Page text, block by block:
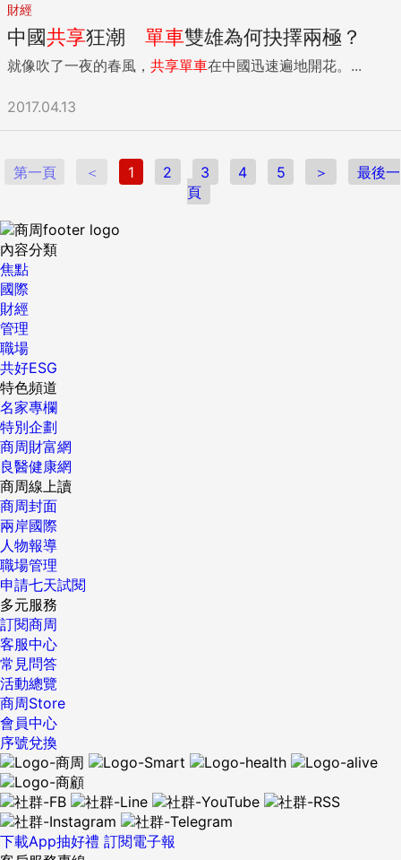
財經
中國共享狂潮 單車雙雄為何抉擇兩極？
就像吹了一夜的春風， 共享單車在中國迅速遍地開花。...
2017.04.13
第一頁 ＜ 1 2 3 4 5 ＞
最後一
頁
內容分類
焦點
國際
財經
管理
職場
共好ESG
特色頻道
名家專欄
特別企劃
商周財富網
良醫健康網
商周線上讀
商周封面
兩岸國際
人物報導
職場管理
申請七天試閱
多元服務
訂閱商周
客服中心
常見問答
活動總覽
商周Store
會員中心
序號兌換
下載App抽好禮 訂閱電子報